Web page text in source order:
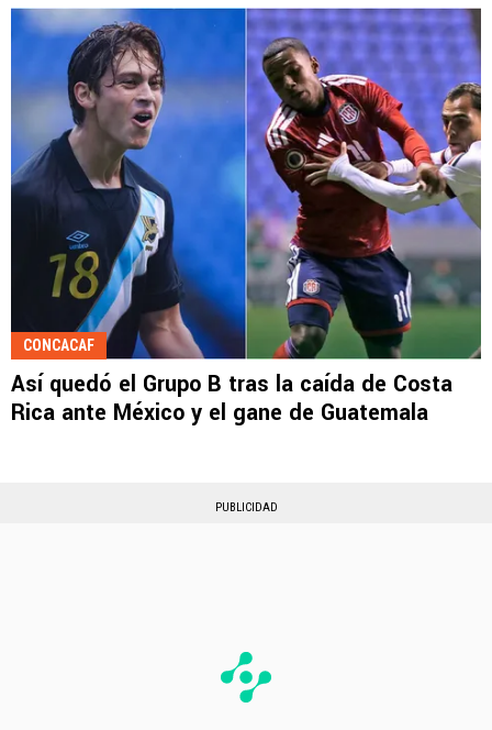
CONCACAF
Así quedó el Grupo B tras la caída de Costa
Rica ante México y el gane de Guatemala
PUBLICIDAD